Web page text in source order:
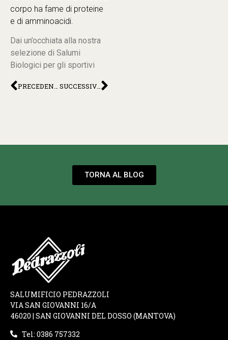
corpo ha fame di proteine
e di amminoacidi.
Dai un’occhiata alla nostra
selezione di Salumi
Biologici per gli sportivi
SUCCESSIVO
TORNA AL BLOG
SALUMIFICIO PEDRAZZOLI
VIA SAN GIOVANNI 16/A
46020 | SAN GIOVANNI DEL DOSSO (MANTOVA)
Tel: 0386 757332